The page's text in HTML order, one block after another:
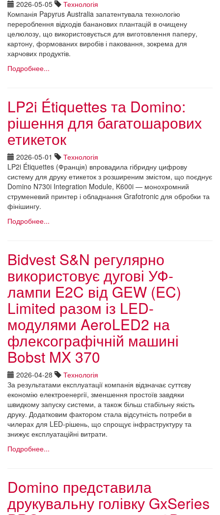
2026-05-05
Технологія
Компанія Papyrus Australia запатентувала технологію
перероблення відходів бананових плантацій в очищену
целюлозу, що використовується для виготовлення паперу,
картону, формованих виробів і паковання, зокрема для
харчових продуктів.
Подробнее...
LP2i Étiquettes та Domino:
рішення для багатошарових
етикеток
2026-05-01
Технологія
LP2i Étiquettes (Франція) впровадила гібридну цифрову
систему для друку етикеток з розширеним змістом, що поєднує
Domino N730i Integration Module, K600i — монохромний
струменевий принтер і обладнання Grafotronic для обробки та
фінішингу.
Подробнее...
Bidvest S&N регулярно
використовує дугові УФ-
лампи E2C від GEW (EC)
Limited разом із LED-
модулями AeroLED2 на
флексографічній машині
Bobst MX 370
2026-04-28
Технологія
За результатами експлуатації компанія відзначає суттєву
економію електроенергії, зменшення простоїв завдяки
швидкому запуску системи, а також більш стабільну якість
друку. Додатковим фактором стала відсутність потреби в
чилерах для LED-рішень, що спрощує інфраструктуру та
знижує експлуатаційні витрати.
Подробнее...
Domino представила
друкувальну голівку GxSeries